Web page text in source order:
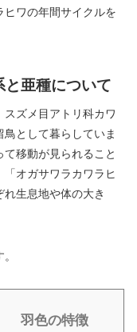
ヒワの年間サイクルを
と亜種について
ズメ目アトリ科カワ
として暮らしていま
移動が見られること
オガサワラカワラヒ
生息地や体の大き
羽色の特徴